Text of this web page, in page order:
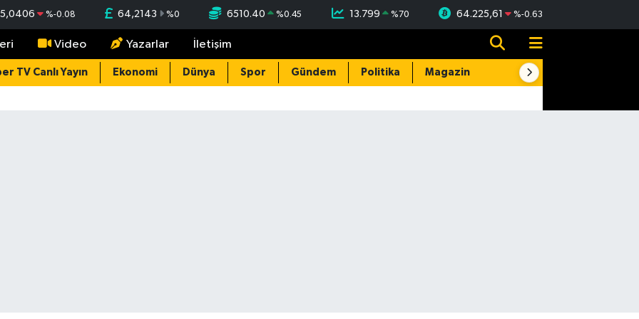
%-0.08 64,2143 %0 6510.40 %0.45 13.799 %70 64.225,61 %-0.63
Video Yazarlar İletişim
TV Canlı Yayın Ekonomi Dünya Spor Gündem Politika Magazin Resmi İlanlar